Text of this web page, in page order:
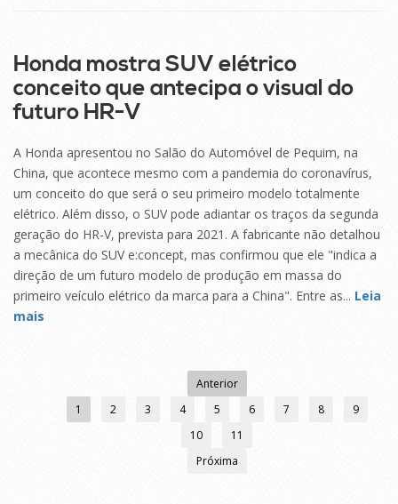
Honda mostra SUV elétrico
conceito que antecipa o visual do
futuro HR-V
A Honda apresentou no Salão do Automóvel de Pequim, na
China, que acontece mesmo com a pandemia do coronavírus,
um conceito do que será o seu primeiro modelo totalmente
elétrico. Além disso, o SUV pode adiantar os traços da segunda
geração do HR-V, prevista para 2021. A fabricante não detalhou
a mecânica do SUV e:concept, mas confirmou que ele "indica a
direção de um futuro modelo de produção em massa do
primeiro veículo elétrico da marca para a China". Entre as... Leia
mais
Anterior
1
2 3 4 5 6 7 8
9
10
11
Próxima